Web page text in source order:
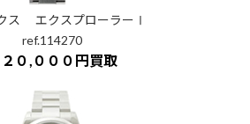
ス エクスプローラーⅠ
ref.114270
２０,０００円買取